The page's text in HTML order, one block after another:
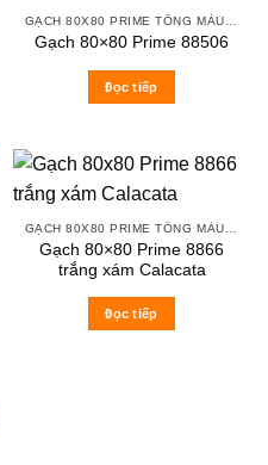
Gạch 80×80 Prime 88506
Đọc tiếp
Gạch 80×80 Prime 8866
trắng xám Calacata
Đọc tiếp